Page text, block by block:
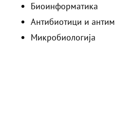
Биоинформатика
Антибиотици и
Микробиологија